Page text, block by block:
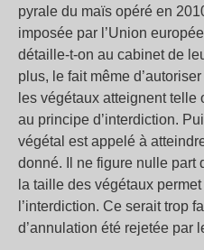
pyrale du maïs opéré en
imposée par l’Union
détaille-t-on au cabinet de
plus, le fait même
les végétaux atteignent
au principe d’interdiction.
végétal est appelé à
donné. Il ne figure nulle part
la taille des végétaux
l’interdiction. Ce serait trop
d’annulation été rejetée par